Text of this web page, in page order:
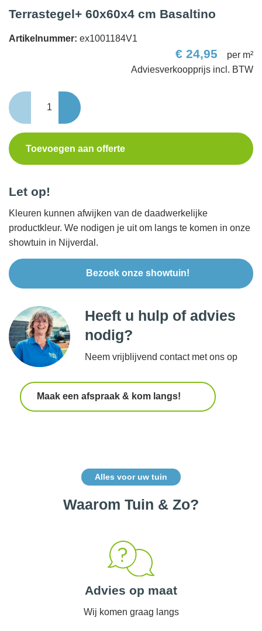
Terrastegel+ 60x60x4 cm Basaltino
Artikelnummer: ex1001184V1
€ 24,95 per m²
Terrastegel+
60x60x4
Basaltino
aantal
Toevoegen aan offerte
Let op!
Kleuren kunnen afwijken van de daadwerkelijke
productkleur. We nodigen je uit om langs te komen in onze
showtuin in Nijverdal.
Bezoek onze showtuin!
Heeft u hulp of advies
nodig?
Neem vrijblijvend contact met ons op
Maak een afspraak & kom langs!
Alles voor uw tuin
Waarom Tuin & Zo?
Advies op maat
Wij komen graag langs